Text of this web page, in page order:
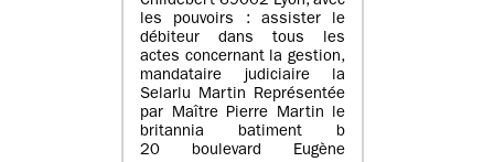
les pouvoirs : assister le
débiteur dans tous les
actes concernant la gestion,
mandataire judiciaire la
Selarlu Martin Représentée
par Maître Pierre Martin le
britannia batiment b
20 boulevard Eugène